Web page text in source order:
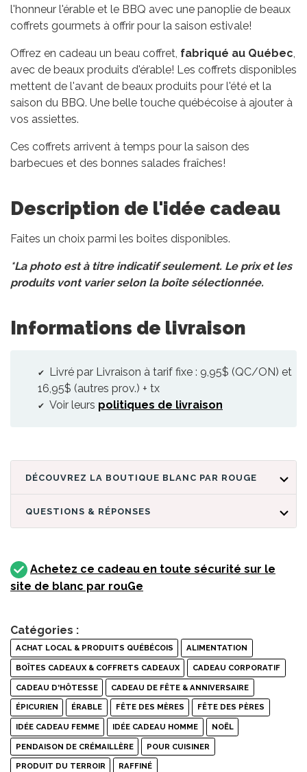
l'honneur l'érable et le BBQ avec une panoplie de beaux
coffrets gourmets à offrir pour la saison estivale!
Offrez en cadeau un beau coffret, fabriqué au Québec
avec de beaux produits d'érable! Les coffrets disponibles
mettent de l'avant de beaux produits pour l'été et la
saison du BBQ. Une belle touche québécoise à ajouter à
vos assiettes.
Ces coffrets arrivent à temps pour la saison des
barbecues et des bonnes salades fraîches!
Description de l'idée cadeau
Faites un choix parmi les boites disponibles.
*La photo est à titre indicatif seulement. Le prix et les
produits vont varier selon la boîte sélectionnée.
Informations de livraison
Livré par Livraison à tarif fixe : 9,95$ (QC/ON) et
16,95$ (autres prov.) + tx
Voir leurs politiques de livraison
DÉCOUVREZ LA BOUTIQUE BLANC PAR ROUGE
QUESTIONS & RÉPONSES
Achetez ce cadeau en toute sécurité sur le
site de blanc par rouGe
Catégories :
ACHAT LOCAL & PRODUITS QUÉBÉCOIS ALIMENTATION
BOÎTES CADEAUX & COFFRETS CADEAUX CADEAU CORPORATIF
CADEAU D'HÔTESSE CADEAU DE FÊTE & ANNIVERSAIRE
ÉPICURIEN ÉRABLE FÊTE DES MÈRES FÊTE DES PÈRES
IDÉE CADEAU FEMME IDÉE CADEAU HOMME NOËL
PENDAISON DE CRÉMAILLÈRE POUR CUISINER
PRODUIT DU TERROIR RAFFINÉ